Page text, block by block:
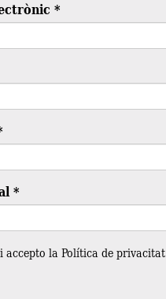
*
*
accepto laPolítica de privacitat